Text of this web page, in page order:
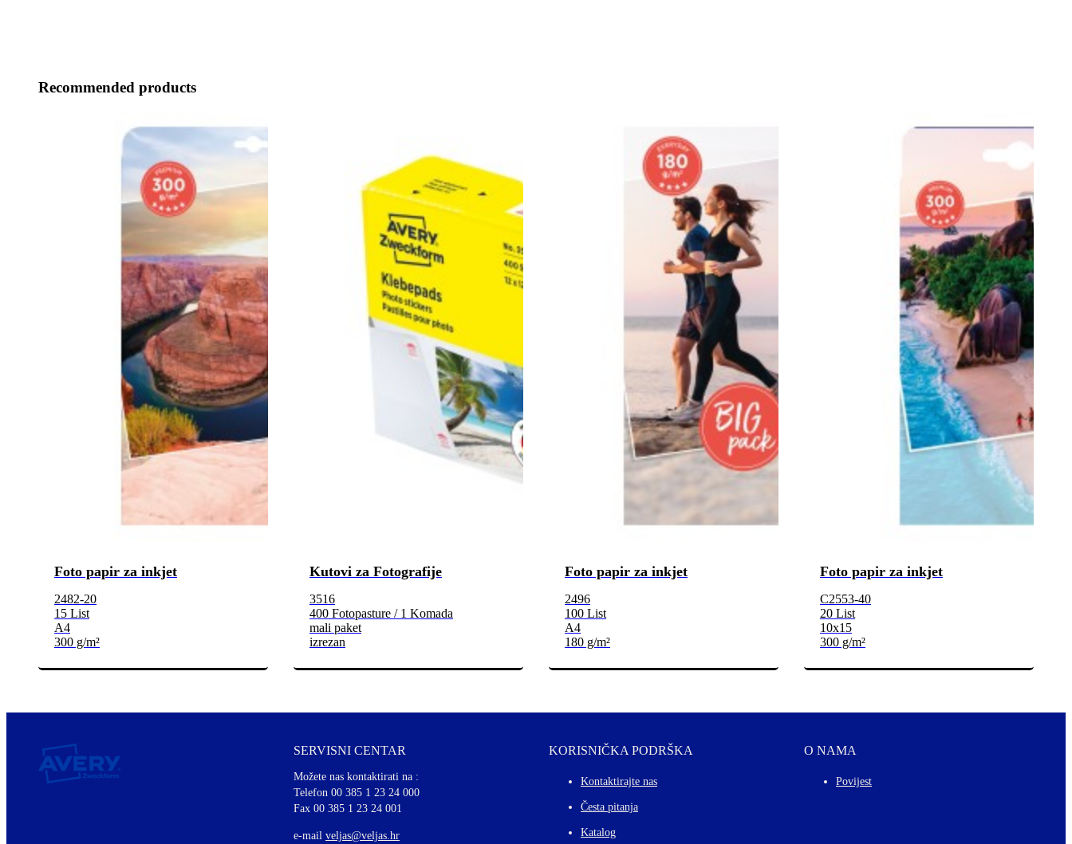
Recommended products
Foto papir za inkjet
2482-20
15 List
A4
300 g/m²
Kutovi za Fotografije
3516
400 Fotopasture / 1 Komada
mali paket
izrezan
Foto papir za inkjet
2496
100 List
A4
180 g/m²
Foto papir za inkjet
C2553-40
20 List
10x15
300 g/m²
SERVISNI CENTAR
Možete nas kontaktirati na :
Telefon 00 385 1 23 24 000
Fax 00 385 1 23 24 001
e-mail veljas@veljas.hr
KORISNIČKA PODRŠKA
Kontaktirajte nas
Česta pitanja
Katalog
O NAMA
Povijest